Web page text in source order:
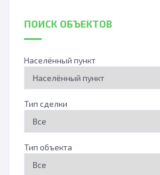
ПОИСК ОБЪЕКТОВ
Населённый пункт
Тип сделки
Тип объекта